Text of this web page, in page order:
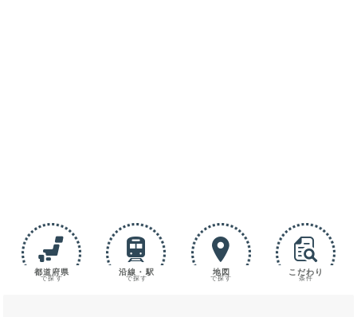
都道府県
で探す
沿線・駅
で探す
地図
で探す
こだわり
条件